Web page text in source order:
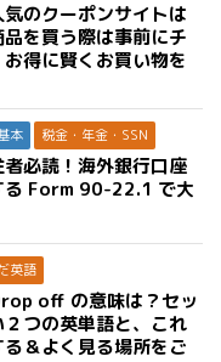
のクーポンサイトは
を買う際は事前にチ
得に賢くお買い物を
本 税金・年金・SSN
必読！海外銀行口座
る Form 90-22.1 で大
英語
off の意味は？セッ
２つの英単語と、これ
＆よく見る場所をご